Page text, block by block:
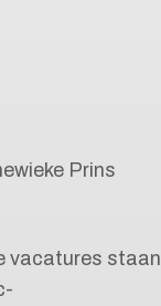
Prins
vacatures staan